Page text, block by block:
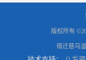
版权所有
宿迁慈乌